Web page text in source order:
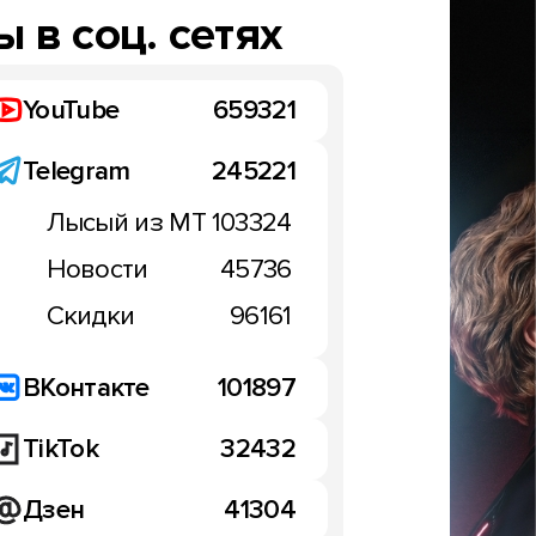
в соц. сетях
YouTube
659321
Telegram
245221
Лысый из МТ103324
Новости
45736
Скидки
96161
ВКонтакте
101897
TikTok
32432
Дзен
41304